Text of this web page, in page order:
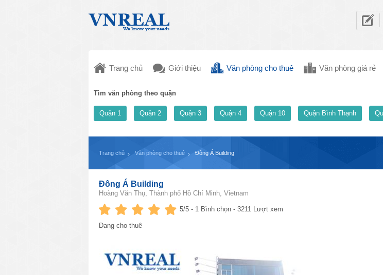
Trang chủ Giới thiệu Văn phòng cho thuê Văn phòng giá rẻ
Tìm văn phòng theo quận
Quận 1 Quận 2 Quận 3 Quận 4 Quận 10 Quận Bình Thạnh
Trang chủ Văn phòng cho thuê Đông Á Building
Đông Á Building
Hoàng Văn Thụ, Thành phố Hồ Chí Minh, Vietnam
5/5 - 1 Bình chọn - 3211 Lượt xem
Đang cho thuê